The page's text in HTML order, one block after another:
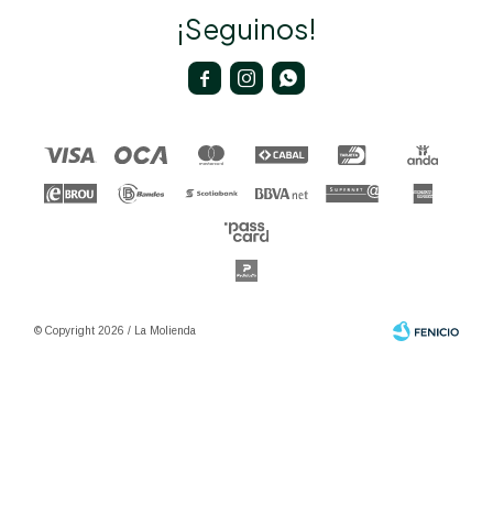
¡Seguinos!
  
© Copyright 2026 / La Molienda